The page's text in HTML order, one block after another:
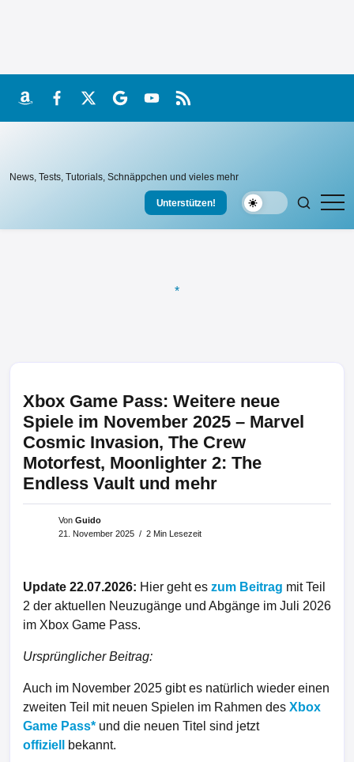
katzeausdemsack
News, Tests, Tutorials, Schnäppchen und vieles mehr
Unterstützen!
Xbox Game Pass: Weitere neue
Spiele im November 2025 – Marvel
Cosmic Invasion, The Crew
Motorfest, Moonlighter 2: The
Endless Vault und mehr
Von Guido
21. November 2025
2 Min Lesezeit
Update 22.07.2026: Hier geht es zum Beitrag mit Teil
2 der aktuellen Neuzugänge und Abgänge im Juli 2026
im Xbox Game Pass.
Ursprünglicher Beitrag:
Auch im November 2025 gibt es natürlich wieder einen
zweiten Teil mit neuen Spielen im Rahmen des Xbox
Game Pass
und die neuen Titel sind jetzt
offiziell
bekannt.